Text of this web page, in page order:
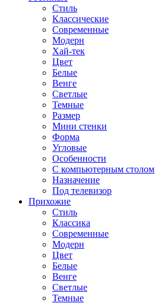
Стиль
Классические
Современные
Модерн
Хай-тек
Цвет
Белые
Венге
Светлые
Темные
Размер
Мини стенки
Форма
Угловые
Особенности
С компьютерным столом
Назначение
Под телевизор
Прихожие
Стиль
Классика
Современные
Модерн
Цвет
Белые
Венге
Светлые
Темные